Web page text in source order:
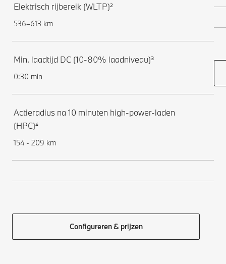
Elektrisch rijbereik (WLTP)²
536–613 km
Min. laadtijd DC (10-80% laadniveau)³
0:30 min
Actieradius na 10 minuten high-power-laden
(HPC)⁴
154 - 209 km
Configureren & prijzen